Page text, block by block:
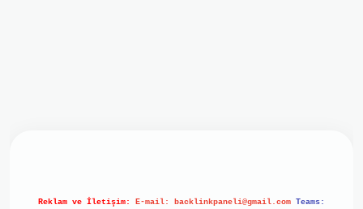
Reklam ve İletişim: E-mail: backlinkpaneli@gmail.com Teams: